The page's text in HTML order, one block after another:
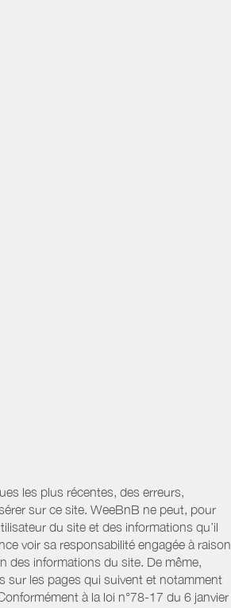
les plus récentes, des erreurs,
sur ce site. WeeBnB ne peut, pour
du site et des informations qu’il
voir sa responsabilité engagée à raison
des informations du site. De même,
sur les pages qui suivent et notamment
à la loi n°78-17 du 6 janvier